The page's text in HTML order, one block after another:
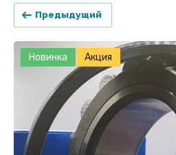
Предыдущий
Новинка Акция